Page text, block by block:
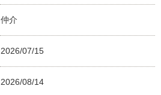
仲介
2026/07/15
2026/08/14